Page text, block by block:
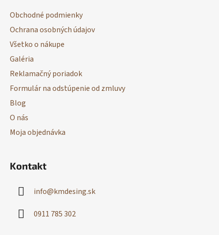
Obchodné podmienky
Ochrana osobných údajov
Všetko o nákupe
Galéria
Reklamačný poriadok
Formulár na odstúpenie od zmluvy
Blog
O nás
Moja objednávka
Kontakt
info@kmdesing.sk
0911 785 302